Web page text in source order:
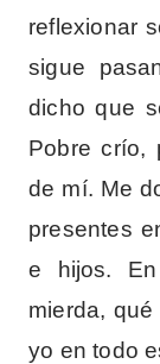
reflexionar
sigue
dicho que
Pobre crío,
de mí. Me
presentes
e hijos.
mierda,
yo en todo